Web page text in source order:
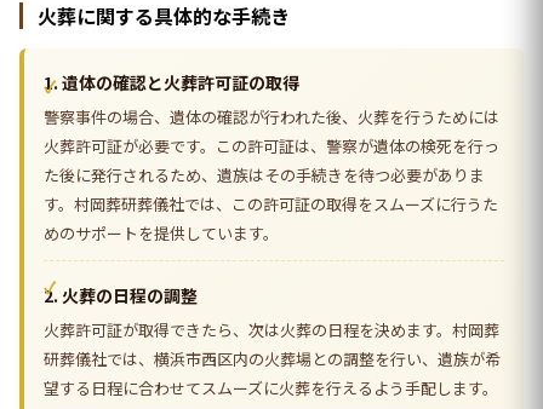
火葬に関する具体的な手続き
1. 遺体の確認と火葬許可証の取得
警察事件の場合、遺体の確認が行われた後、火葬を行うためには
火葬許可証が必要です。この許可証は、警察が遺体の検死を行っ
た後に発行されるため、遺族はその手続きを待つ必要がありま
す。村岡葬研葬儀社では、この許可証の取得をスムーズに行うた
めのサポートを提供しています。
2. 火葬の日程の調整
火葬許可証が取得できたら、次は火葬の日程を決めます。村岡葬
研葬儀社では、横浜市西区内の火葬場との調整を行い、遺族が希
望する日程に合わせてスムーズに火葬を行えるよう手配します。